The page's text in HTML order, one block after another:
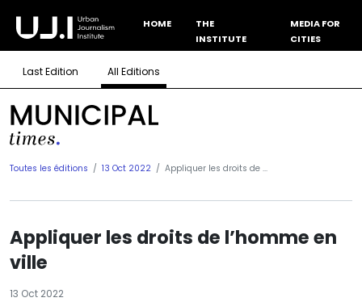
HOME
THE
INSTITUTE
MEDIA FOR
CITIES
Last Edition All Editions
Toutes les éditions 13 Oct 2022 Appliquer les droits de ...
Appliquer les droits de l’homme en
ville
13 Oct 2022